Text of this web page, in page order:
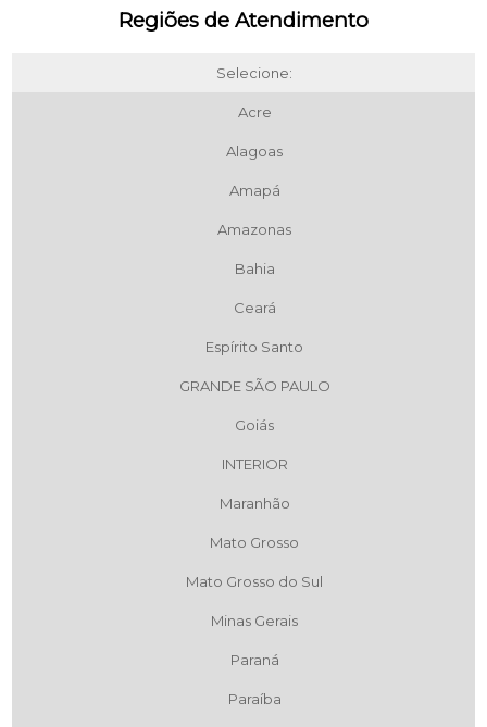
Regiões de Atendimento
Selecione:
Acre
Alagoas
Amapá
Amazonas
Bahia
Ceará
Espírito Santo
GRANDE SÃO PAULO
Goiás
INTERIOR
Maranhão
Mato Grosso
Mato Grosso do Sul
Minas Gerais
Paraná
Paraíba